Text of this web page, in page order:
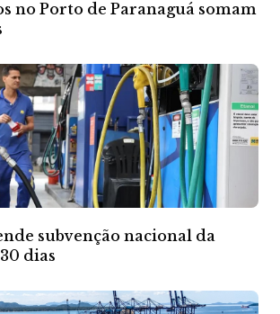
no Porto de Paranaguá somam
subvenção nacional da
dias